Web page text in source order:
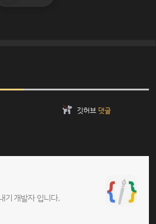
깃허브 댓글
개발자 입니다.